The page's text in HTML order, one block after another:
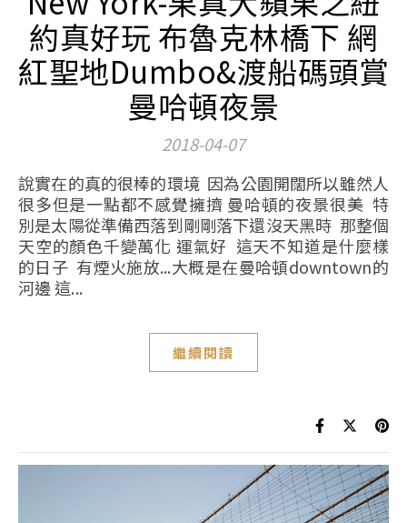
約真好玩 布魯克林橋下 網
紅聖地Dumbo&渡船碼頭賞
曼哈頓夜景
2018-04-07
說實在的真的很棒的環境 因為公園開闊所以雖然人
很多但是一點都不感覺擁擠 曼哈頓的夜景很美 特
別是太陽從準備西落到剛剛落下還沒天黑時 那整個
天空的顏色千變萬化 運氣好 這天不知道是什麼樣
的日子 有煙火施放...大概是在曼哈頓downtown的
河邊 這...
繼續閱讀